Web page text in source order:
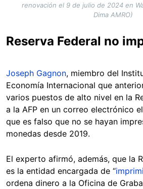
renovación el 9 de julio de 2024 en
Dima AMRO)
Reserva Federal no
Joseph Gagnon, miembro del
Economía Internacional que
varios puestos de alto nivel en la
a la AFP en un correo electrónico
que es falso que no se hayan
monedas desde 2019.
El experto afirmó, además, que la
es la entidad encargada de “
ordena dinero a la Oficina de